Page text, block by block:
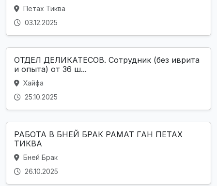
Петах Тиква
03.12.2025
ОТДЕЛ ДЕЛИКАТЕСОВ. Сотрудник (без иврита
и опыта) от 36 ш...
Хайфа
25.10.2025
РАБОТА В БНЕЙ БРАК РАМАТ ГАН ПЕТАХ
ТИКВА
Бней Брак
26.10.2025